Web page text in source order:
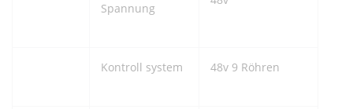
Spannung
Kontroll system 48v 9 Röhren